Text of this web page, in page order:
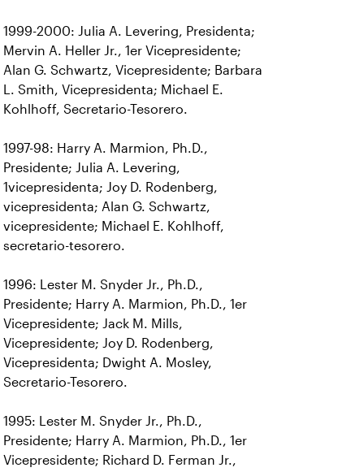
1999-2000: Julia A. Levering, Presidenta;
Mervin A. Heller Jr., 1er Vicepresidente;
Alan G. Schwartz, Vicepresidente; Barbara
L. Smith, Vicepresidenta; Michael E.
Kohlhoff, Secretario-Tesorero.
1997-98: Harry A. Marmion, Ph.D.,
Presidente; Julia A. Levering,
1vicepresidenta; Joy D. Rodenberg,
vicepresidenta; Alan G. Schwartz,
vicepresidente; Michael E. Kohlhoff,
secretario-tesorero.
1996: Lester M. Snyder Jr., Ph.D.,
Presidente; Harry A. Marmion, Ph.D., 1er
Vicepresidente; Jack M. Mills,
Vicepresidente; Joy D. Rodenberg,
Vicepresidenta; Dwight A. Mosley,
Secretario-Tesorero.
1995: Lester M. Snyder Jr., Ph.D.,
Presidente; Harry A. Marmion, Ph.D., 1er
Vicepresidente; Richard D. Ferman Jr.,